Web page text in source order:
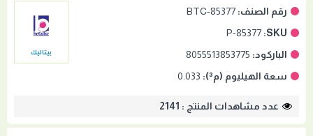
رقم الصنف: BTC-85377
SKU:
85377-P
الباركود: 8055513853775
سعة الهيليوم (م³):
0.033
بيتاليك
عدد مشاهدات المنتج : 2141